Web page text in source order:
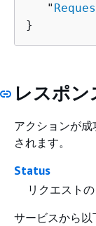
   "
}
レスポン
アクションが
されます。
Status
リクエスト
サービスから以